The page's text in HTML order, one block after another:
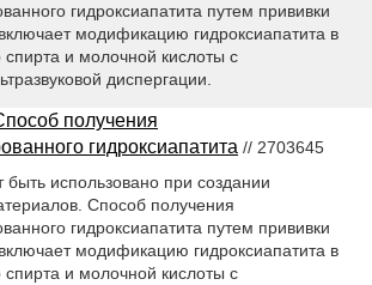
гидроксиапатита путем прививки
модификацию гидроксиапатита в
спирта и молочной кислоты с
диспергации.
получения
гидроксиапатита // 2703645
использовано при создании
Способ получения
гидроксиапатита путем прививки
модификацию гидроксиапатита в
спирта и молочной кислоты с